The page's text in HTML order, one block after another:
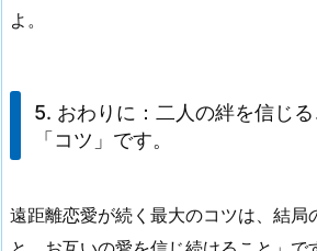
よ。
5. おわりに：二人の絆を信じ
「コツ」です。
遠距離恋愛が続く最大のコツは、結局